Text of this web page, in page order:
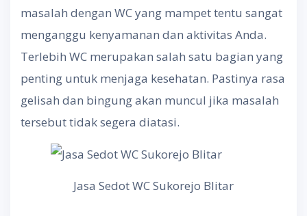
masalah dengan WC yang mampet tentu sangat
menganggu kenyamanan dan aktivitas Anda.
Terlebih WC merupakan salah satu bagian yang
penting untuk menjaga kesehatan. Pastinya rasa
gelisah dan bingung akan muncul jika masalah
tersebut tidak segera diatasi.
Jasa Sedot WC Sukorejo Blitar